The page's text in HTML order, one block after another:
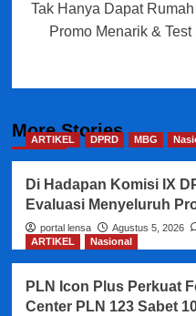
Tak Hanya Dapat
Promo Menarik &
More Stories
ARTIKEL DPRD MBG
Di Hadapan Komisi IX
Evaluasi Menyeluruh
portal lensa Agustus 5, 2026
ARTIKEL
Nasional
PLN Icon Plus Perkuat
Center PLN 123 Sabet